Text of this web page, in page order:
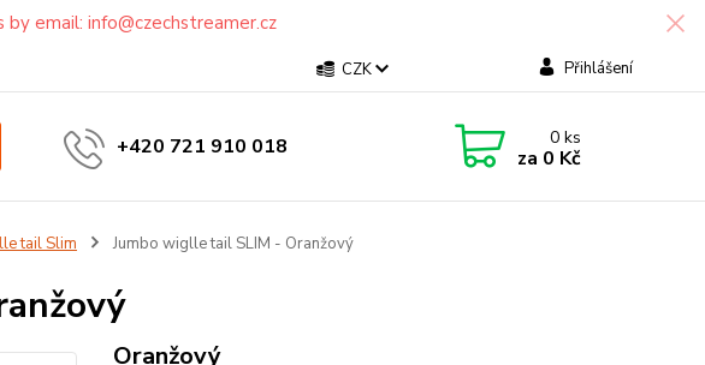
email: info@czechstreamer.cz
CZK Přihlášení
+420 721 910 018 0ks
za 0 Kč
tail Slim Jumbo wiglle tail SLIM - Oranžový
Oranžový